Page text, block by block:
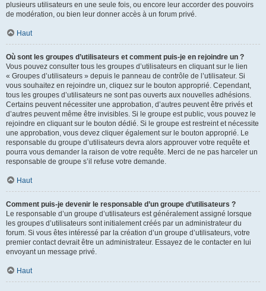
plusieurs utilisateurs en une seule fois, ou encore leur accorder des pouvoirs
de modération, ou bien leur donner accès à un forum privé.
Haut
Où sont les groupes d’utilisateurs et comment puis-je en rejoindre un ?
Vous pouvez consulter tous les groupes d’utilisateurs en cliquant sur le lien
« Groupes d’utilisateurs » depuis le panneau de contrôle de l’utilisateur. Si
vous souhaitez en rejoindre un, cliquez sur le bouton approprié. Cependant,
tous les groupes d’utilisateurs ne sont pas ouverts aux nouvelles adhésions.
Certains peuvent nécessiter une approbation, d’autres peuvent être privés et
d’autres peuvent même être invisibles. Si le groupe est public, vous pouvez le
rejoindre en cliquant sur le bouton dédié. Si le groupe est restreint et nécessite
une approbation, vous devez cliquer également sur le bouton approprié. Le
responsable du groupe d’utilisateurs devra alors approuver votre requête et
pourra vous demander la raison de votre requête. Merci de ne pas harceler un
responsable de groupe s’il refuse votre demande.
Haut
Comment puis-je devenir le responsable d’un groupe d’utilisateurs ?
Le responsable d’un groupe d’utilisateurs est généralement assigné lorsque
les groupes d’utilisateurs sont initialement créés par un administrateur du
forum. Si vous êtes intéressé par la création d’un groupe d’utilisateurs, votre
premier contact devrait être un administrateur. Essayez de le contacter en lui
envoyant un message privé.
Haut